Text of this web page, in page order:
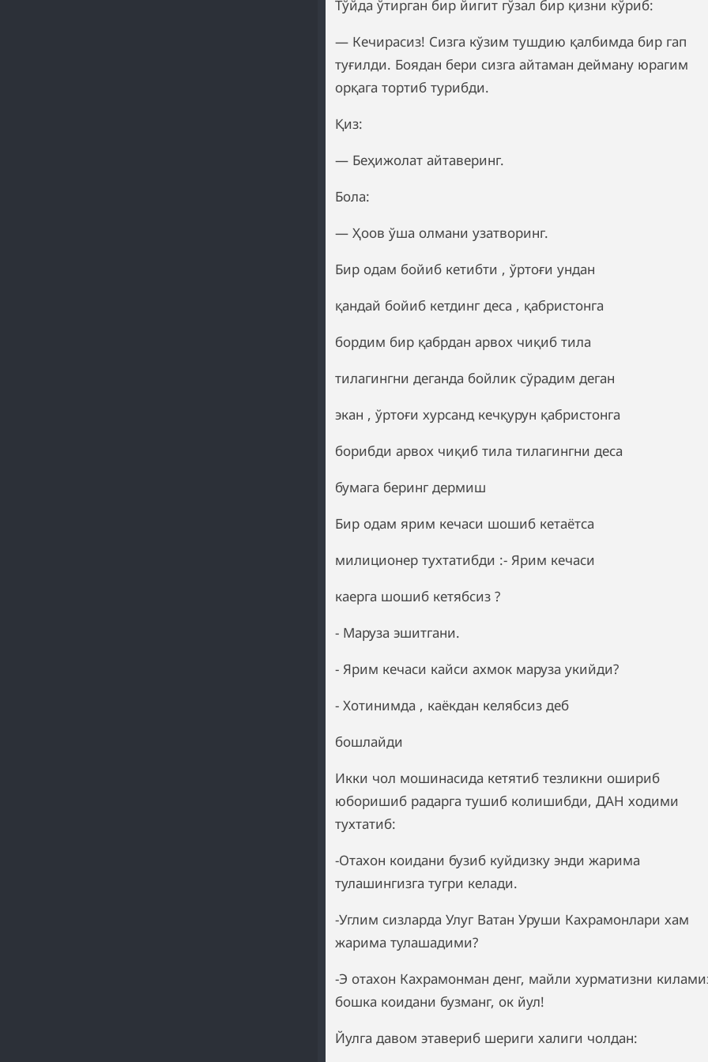
Тўйда ўтирган бир йигит гўзал бир қизни кўриб:
— Кечирасиз! Сизга кўзим тушдию қалбимда бир гап
туғилди. Боядан бери сизга айтаман дейману юрагим
орқага тортиб турибди.
Қиз:
— Беҳижолат айтаверинг.
Бола:
— Ҳоов ўша олмани узатворинг.
Бир одам бойиб кетибти , ўртоғи ундан
қандай бойиб кетдинг деса , қабристонга
бордим бир қабрдан арвох чиқиб тила
тилагингни деганда бойлик сўрадим деган
экан , ўртоғи хурсанд кечқурун қабристонга
борибди арвох чиқиб тила тилагингни деса
бумага беринг дермиш
Бир одам ярим кечаси шошиб кетаётса
милиционер тухтатибди :- Ярим кечаси
каерга шошиб кетябсиз ?
- Маруза эшитгани.
- Ярим кечаси кайси ахмок маруза укийди?
- Хотинимда , каёкдан келябсиз деб
бошлайди
Икки чол мошинасида кетятиб тезликни ошириб
юборишиб радарга тушиб колишибди, ДАН ходими
тухтатиб:
-Отахон коидани бузиб куйдизку энди жарима
тулашингизга тугри келади.
-Углим сизларда Улуг Ватан Уруши Кахрамонлари хам
жарима тулашадими?
-Э отахон Кахрамонман денг, майли хурматизни
бошка коидани бузманг, ок йул!
Йулга давом этавериб шериги халиги чолдан: